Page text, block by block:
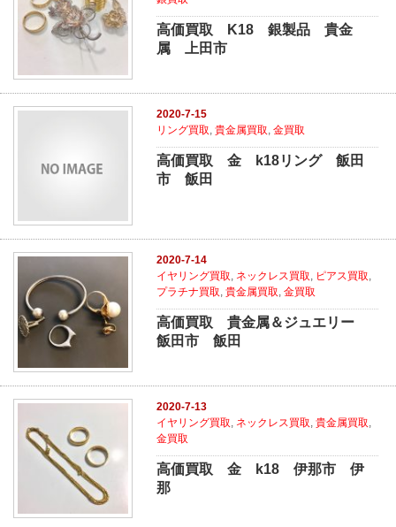
高価買取 K18 銀製品 貴金
属 上田市
2020-7-15
リング買取,貴金属買取,金買取
高価買取 金 k18リング 飯田
市 飯田
2020-7-14
イヤリング買取, ネックレス買取, ピアス買取,
プラチナ買取,貴金属買取,金買取
高価買取 貴金属＆ジュエリー
飯田市 飯田
2020-7-13
イヤリング買取 ネックレス買取 ,貴金属買取
金買取
高価買取 金 k18 伊那市 伊
那